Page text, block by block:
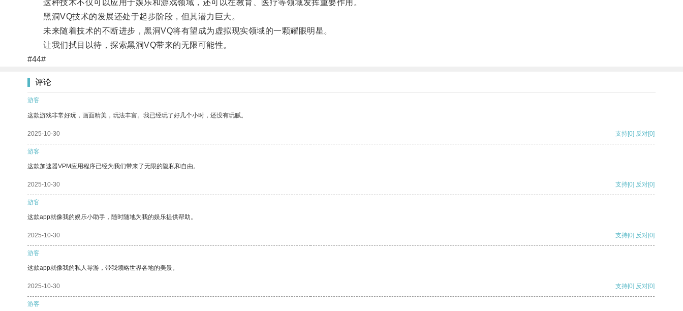
这种技术不仅可以应用于娱乐和游戏领域，还可以在教育、医疗等领域发挥重要作用。
黑洞VQ技术的发展还处于起步阶段，但其潜力巨大。
未来随着技术的不断进步，黑洞VQ将有望成为虚拟现实领域的一颗耀眼明星。
让我们拭目以待，探索黑洞VQ带来的无限可能性。
#44#
评论
游客
这款游戏非常好玩，画面精美，玩法丰富。我已经玩了好几个小时，还没有玩腻。
2025-10-30 支持[0] 反对[0]
游客
这款加速器VPM应用程序已经为我们带来了无限的隐私和自由。
2025-10-30 支持[0] 反对[0]
游客
这款app就像我的娱乐小助手，随时随地为我的娱乐提供帮助。
2025-10-30 支持[0] 反对[0]
游客
这款app就像我的私人导游，带我领略世界各地的美景。
2025-10-30 支持[0] 反对[0]
游客